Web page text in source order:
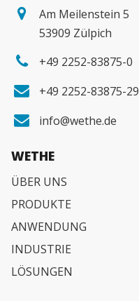
Am Meilenstein 5
53909 Zülpich
+49 2252-83875-0
+49 2252-83875-29
info@wethe.de
WETHE
ÜBER UNS
PRODUKTE
ANWENDUNG
INDUSTRIE
LÖSUNGEN